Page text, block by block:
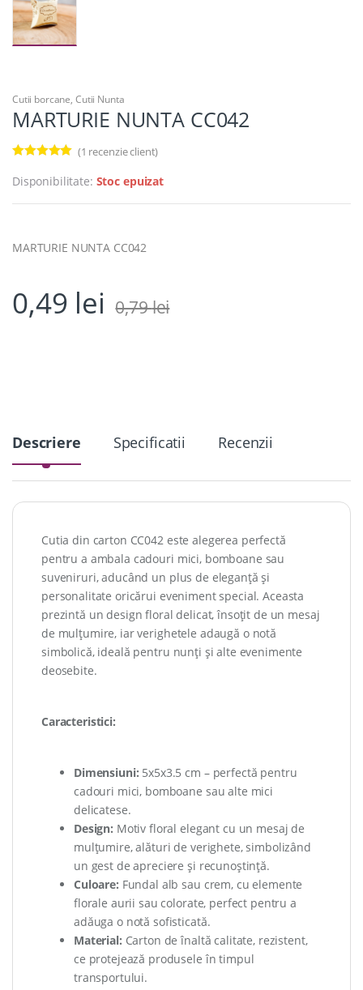
Cutii borcane, Cutii Nunta
MARTURIE NUNTA CC042
5.00din 5 pe
baza unei
evaluări a
(1 recenzie client)
Disponibilitate: Stoc epuizat
MARTURIE NUNTA CC042
0,49 lei 0,79lei
Descriere Specificatii Recenzii
Cutia din carton CC042 este alegerea perfectă
pentru a ambala cadouri mici, bomboane sau
suveniruri, aducând un plus de eleganță și
personalitate oricărui eveniment special. Aceasta
prezintă un design floral delicat, însoțit de un mesaj
de mulțumire, iar verighetele adaugă o notă
simbolică, ideală pentru nunți și alte evenimente
deosebite.
Caracteristici:
Dimensiuni: 5x5x3.5 cm – perfectă pentru
cadouri mici, bomboane sau alte mici
delicatese.
Design: Motiv floral elegant cu un mesaj de
mulțumire, alături de verighete, simbolizând
un gest de apreciere și recunoștință.
Culoare: Fundal alb sau crem, cu elemente
florale aurii sau colorate, perfect pentru a
adăuga o notă sofisticată.
Material: Carton de înaltă calitate, rezistent,
ce protejează produsele în timpul
transportului.